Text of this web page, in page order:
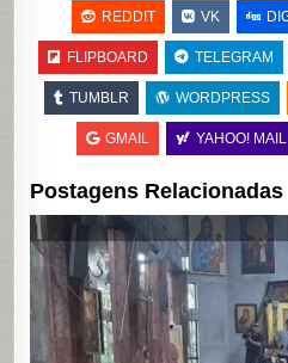
REDDIT VK
FLIPBOARD TELEGRAM
TUMBLR WORDPRESS
GMAIL YAHOO! MAIL
Postagens Relacionadas